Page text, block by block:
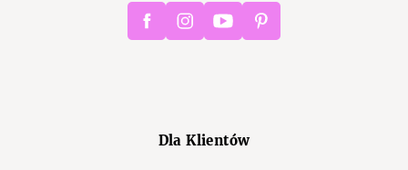
FacebookInstagramYoutube Pinterest
Dla Klientów